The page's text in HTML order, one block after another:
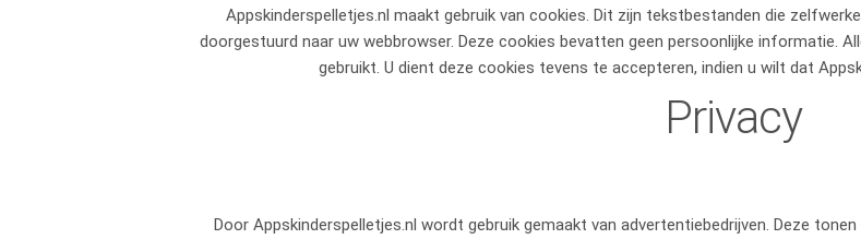
Appskinderspelletjes.nl maakt gebruik van cookies. Dit zijn tekstbestanden die
doorgestuurd naar uw webbrowser. Deze cookies bevatten geen persoonlijke informatie.
gebruikt. U dient deze cookies tevens te accepteren, indien u wilt dat
Privacy
Door Appskinderspelletjes.nl wordt gebruik gemaakt van advertentiebedrijven. Deze